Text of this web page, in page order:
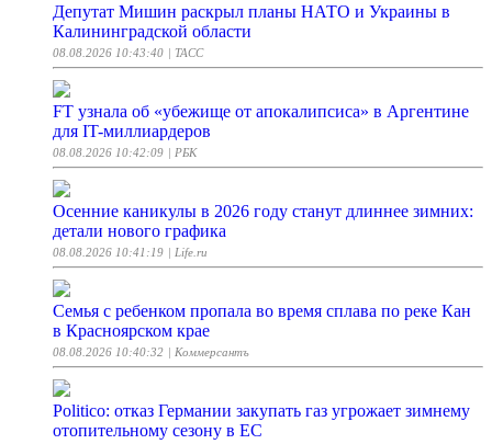
Депутат Мишин раскрыл планы НАТО и Украины в
Калининградской области
08.08.2026 10:43:40 | ТАСС
FT узнала об «убежище от апокалипсиса» в Аргентине
для IT-миллиардеров
08.08.2026 10:42:09 | РБК
Осенние каникулы в 2026 году станут длиннее зимних:
детали нового графика
08.08.2026 10:41:19 | Life.ru
Семья с ребенком пропала во время сплава по реке Кан
в Красноярском крае
08.08.2026 10:40:32 | Коммерсантъ
Politico: отказ Германии закупать газ угрожает зимнему
отопительному сезону в ЕС